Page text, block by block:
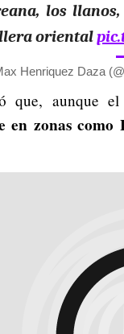
los
oriental
Henriquez Daza
que, aunque
en zonas